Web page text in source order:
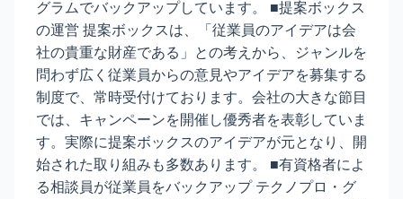
グラムでバックアップしています。 ■提案ボックス
の運営 提案ボックスは、「従業員のアイデアは会
社の貴重な財産である」との考えから、ジャンルを
問わず広く従業員からの意見やアイデアを募集する
制度で、常時受付けております。会社の大きな節目
では、キャンペーンを開催し優秀者を表彰していま
す。実際に提案ボックスのアイデアが元となり、開
始された取り組みも多数あります。 ■有資格者によ
る相談員が従業員をバックアップ テクノプロ・グ